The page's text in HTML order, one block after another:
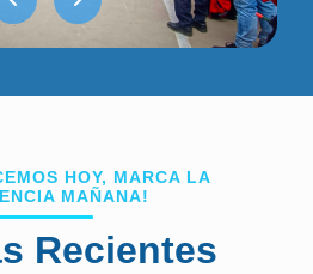
HOY, MARCA LA
MAÑANA!
Recientes